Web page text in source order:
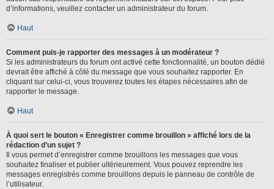
d’informations, veuillez contacter un administrateur du forum.
Haut
Comment puis-je rapporter des messages à un modérateur ?
Si les administrateurs du forum ont activé cette fonctionnalité, un bouton dédié
devrait être affiché à côté du message que vous souhaitez rapporter. En
cliquant sur celui-ci, vous trouverez toutes les étapes nécessaires afin de
rapporter le message.
Haut
À quoi sert le bouton « Enregistrer comme brouillon » affiché lors de la
rédaction d’un sujet ?
Il vous permet d’enregistrer comme brouillons les messages que vous
souhaitez finaliser et publier ultérieurement. Vous pouvez reprendre les
messages enregistrés comme brouillons depuis le panneau de contrôle de
l’utilisateur.